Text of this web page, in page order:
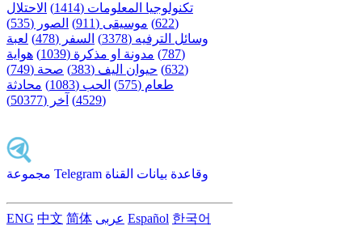
تكنولوجيا المعلومات (1414)
الاحتلال
(622)
موسيقى (911)
الصور (535)
وسائل الترفيه (3378)
السفر (478)
لعبة
(787)
مدونة او مذكرة (1039)
هواية
(632)
حيوان اليف (383)
صحة (749)
طعام (575)
الحب (1083)
محادثة
(4529)
آخر (50377)
مجموعة Telegram وقاعدة بيانات القناة
ENG 中文 简体 عربى Español 한국어